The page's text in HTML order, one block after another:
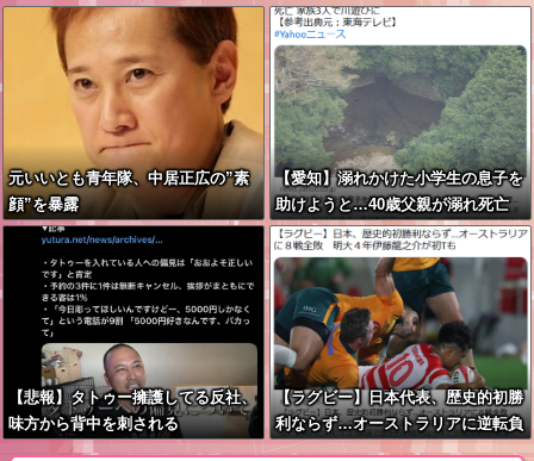
元いいとも青年隊、中居正広の”素
顔”を暴露
【愛知】溺れかけた小学生の息子を
助けようと…40歳父親が溺れ死亡
家族3人で川遊びに 息子は妻に助
けられる
【悲報】タトゥー擁護してる反社、
味方から背中を刺される
【ラグビー】日本代表、歴史的初勝
利ならず…オーストラリアに逆転負
け ８戦全敗